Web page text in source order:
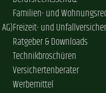
Familien- und
Freizeit- und
Ratgeber & Downloads
Technikbroschüren
Versichertenberater
Werbemittel